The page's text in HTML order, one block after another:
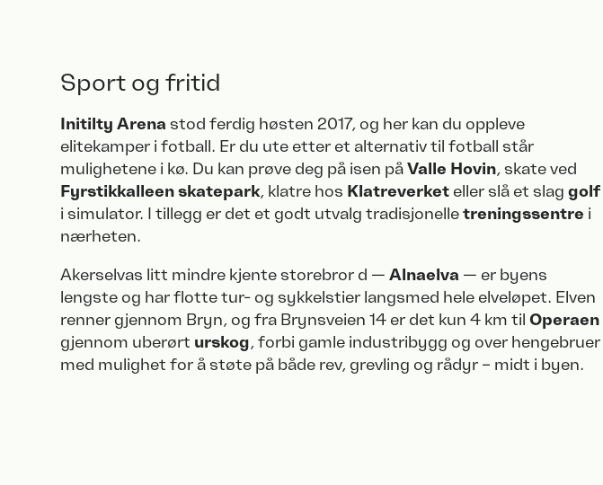
Sport og fritid
Initilty Arena stod ferdig høsten 2017, og her kan du oppleve
elitekamper i fotball. Er du ute etter et alternativ til fotball står
mulighetene i kø. Du kan prøve deg på isen påValle Hovin, skate ved
Fyrstikkalleenskatepark, klatre hos Klatreverket eller slå et slaggolf
i simulator. I tillegg er det et godt utvalg tradisjonelletreningssentre i
nærheten.
Akerselvas litt mindre kjente storebror d —Alnaelva — er byens
lengste og har flotte tur- og sykkelstier langsmed hele elveløpet. Elven
renner gjennom Bryn, og fra Brynsveien 14 er det kun 4 km tilOperaen
gjennom uberørt urskog, forbi gamle industribygg og over hengebruer
med mulighet for å støte på både rev, grevling og rådyr – midt i byen.